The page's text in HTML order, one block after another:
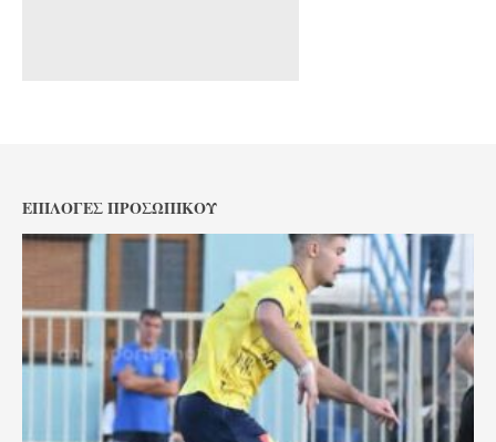
ΕΠΙΛΟΓΈΣ ΠΡΟΣΩΠΙΚΟΎ